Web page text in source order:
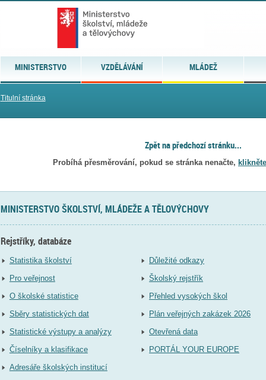
MINISTERSTVO VZDĚLÁVÁNÍ MLÁDEŽ
Titulní stránka
Zpět na předchozí stránku...
Probíhá přesměrování, pokud se stránka nenačte,
MINISTERSTVO ŠKOLSTVÍ, MLÁDEŽE A TĚLOVÝCHOVY
Rejstříky, databáze
Statistika školství
Pro veřejnost
O školské statistice
Sběry statistických dat
Statistické výstupy a analýzy
Číselníky a klasifikace
Adresáře školských institucí
Důležité odkazy
Školský rejstřík
Přehled vysokých škol
Plán veřejných zakázek 2026
Otevřená data
PORTÁL YOUR EUROPE